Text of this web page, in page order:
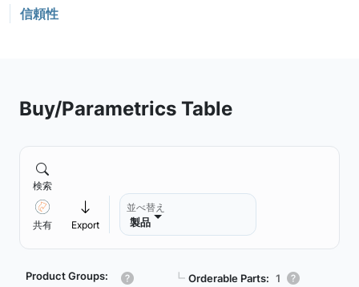
信頼性
Buy/Parametrics Table
検索
共有 Export
並べ替え
製品
Product Groups: ┗ Orderable Parts: 1